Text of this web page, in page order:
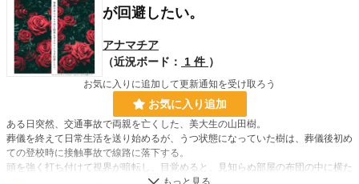
が回避したい。
アナマチア
（近況ボード：
1 件 ）
お気に入りに追加して更新通知を受け取ろう
お気に入り追加
ある日突然、交通事故で両親を亡くした、美大生の山田樹。
葬儀を終えて日常生活を送り始めるが、うつ状態になっていた樹は、葬儀後初め
ての登校時に接触事故で線路に落下する。
頭を強く打ち付けて視界が暗転し、目覚めると、見知らぬ部屋の布団の中に横た